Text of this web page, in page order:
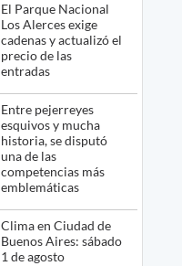
El Parque Nacional
Los Alerces exige
cadenas y actualizó el
precio de las
entradas
Entre pejerreyes
esquivos y mucha
historia, se disputó
una de las
competencias más
emblemáticas
Clima en Ciudad de
Buenos Aires: sábado
1 de agosto